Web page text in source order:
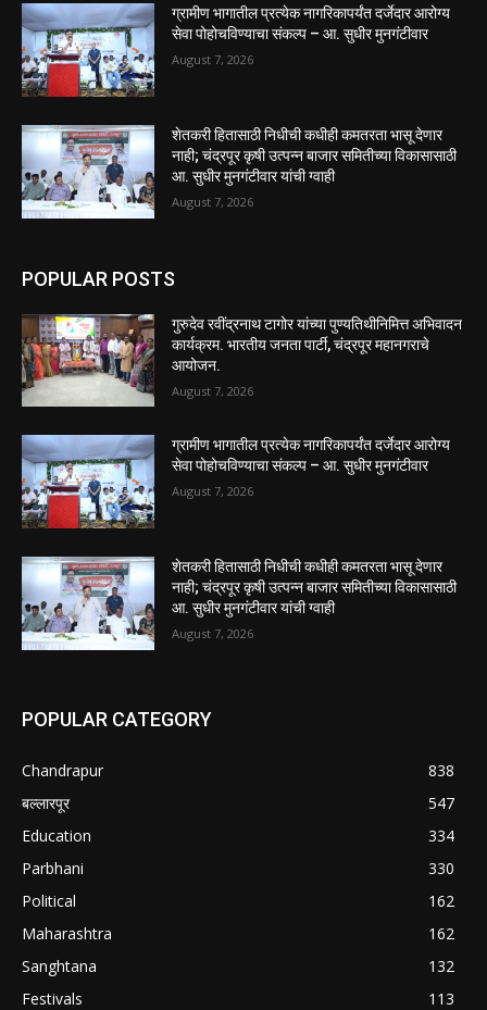
ग्रामीण भागातील प्रत्येक नागरिकापर्यंत दर्जेदार आरोग्य
सेवा पोहोचविण्याचा संकल्प – आ. सुधीर मुनगंटीवार
August 7, 2026
शेतकरी हितासाठी निधीची कधीही कमतरता भासू देणार
नाही; चंद्रपूर कृषी उत्पन्न बाजार समितीच्या विकासासाठी
आ. सुधीर मुनगंटीवार यांची ग्वाही
August 7, 2026
POPULAR POSTS
गुरुदेव रवींद्रनाथ टागोर यांच्या पुण्यतिथीनिमित्त अभिवादन
कार्यक्रम. भारतीय जनता पार्टी, चंद्रपूर महानगराचे
आयोजन.
August 7, 2026
ग्रामीण भागातील प्रत्येक नागरिकापर्यंत दर्जेदार आरोग्य
सेवा पोहोचविण्याचा संकल्प – आ. सुधीर मुनगंटीवार
August 7, 2026
शेतकरी हितासाठी निधीची कधीही कमतरता भासू देणार
नाही; चंद्रपूर कृषी उत्पन्न बाजार समितीच्या विकासासाठी
आ. सुधीर मुनगंटीवार यांची ग्वाही
August 7, 2026
POPULAR CATEGORY
Chandrapur
838
बल्लारपूर
547
Education
334
Parbhani
330
Political
162
Maharashtra
162
Sanghtana
132
Festivals
113